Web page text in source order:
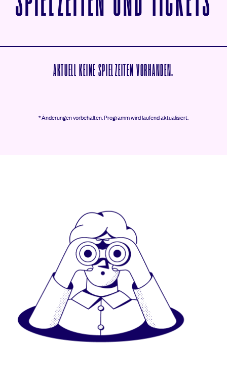
AKTUELL KEINE SPIELZEITEN VORHANDEN.
* Änderungen vorbehalten.Programm wird laufend aktualisiert.